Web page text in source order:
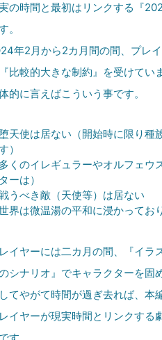
の時間と最初はリンクする『
。
年2月から2カ月間の間、プレ
比較的大きな制約』を受けてい
的に言えばこういう事です。
堕天使は居ない（開始時に限り種
）
多くのイレギュラーやオルフェウ
ターは）
うべき敵（天使等）は居ない
界は微温湯の平和に浸かってお
イヤーには二カ月の間、『イラ
シナリオ』でキャラクターを固
てやがて時間が過ぎ去れば、本
イヤーが現実時間とリンクする